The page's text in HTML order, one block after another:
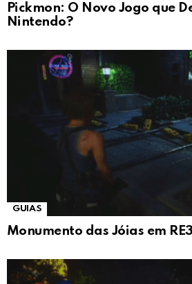
Pickmon: O Novo Jogo que
Nintendo?
GUIAS
Monumento das Jóias em